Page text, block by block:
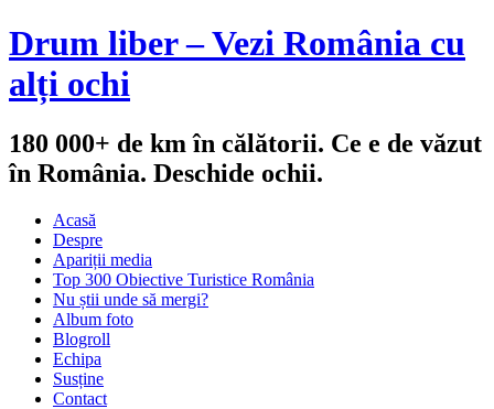
Drum liber – Vezi România cu
alți ochi
180 000+ de km în călătorii. Ce e de văzut
în România. Deschide ochii.
Acasă
Despre
Apariții media
Top 300 Obiective Turistice România
Nu știi unde să mergi?
Album foto
Blogroll
Echipa
Susține
Contact